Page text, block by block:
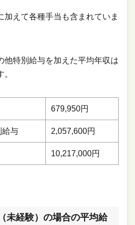
加えて各種手当も含まれていま
他特別給与を加えた平均年収は
679,950円
給与 2,057,600円
10,217,000円
未経験）の場合の平均給